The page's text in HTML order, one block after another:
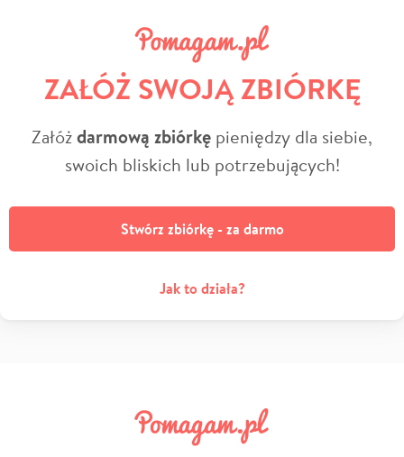
ZAŁÓŻ SWOJĄ ZBIÓRKĘ
Załóżdarmową zbiórkę pieniędzy dla siebie,
swoich bliskich lub potrzebujących!
Stwórz zbiórkę - za darmo
Jak to działa?